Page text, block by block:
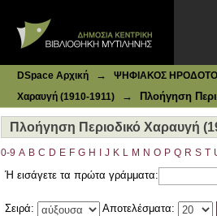
DSpace Αρχική → ΨΗΦΙΑΚΟΣ ΗΡΟΔΟΤΟΣ:
Χαραυγή (1910-1911)
→ Πλοήγηση
Πλοήγηση Περιοδικό Χαραυγή
0-9 A B C D E F G H J K L M N O P Q R S T
Ή εισάγετε τα πρώτα γράμματα:
Σειρά: Αποτελέσματα: